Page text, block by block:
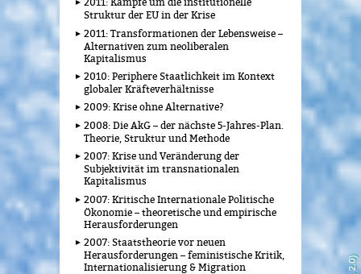
Struktur der EU in der Krise
2011: Transformationen der Lebensweise –
Alternativen zum neoliberalen
Kapitalismus
2010: Periphere Staatlichkeit im Kontext
globaler Kräfteverhältnisse
2009: Krise ohne Alternative?
2008: Die AkG – der nächste 5-Jahres-Plan.
Theorie, Struktur und Methode
2007: Krise und Veränderung der
Subjektivität im transnationalen
Kapitalismus
2007: Kritische Internationale Politische
Ökonomie – theoretische und empirische
Herausforderungen
2007: Staatstheorie vor neuen
Herausforderungen – feministische Kritik,
Internationalisierung & Migration